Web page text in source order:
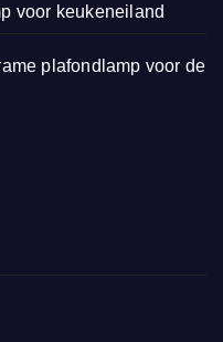
voor keukeneiland
plafondlamp voor de